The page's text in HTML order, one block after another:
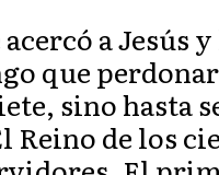
a Jesús
que
sino hasta
Reino de los